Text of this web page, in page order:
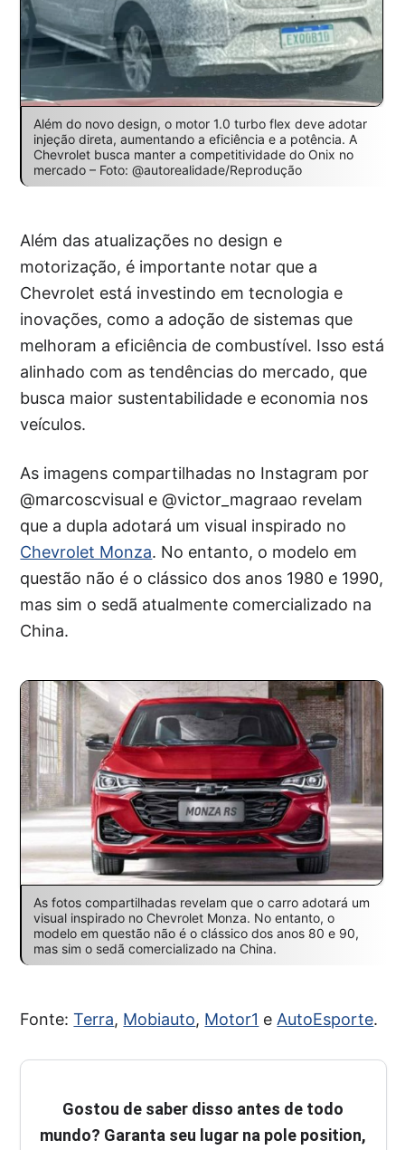
Além do novo design, o motor 1.0 turbo flex deve adotar
injeção direta, aumentando a eficiência e a potência. A
Chevrolet busca manter a competitividade do Onix no
mercado – Foto: @autorealidade/Reprodução
Além das atualizações no design e
motorização, é importante notar que a
Chevrolet está investindo em tecnologia e
inovações, como a adoção de sistemas que
melhoram a eficiência de combustível. Isso está
alinhado com as tendências do mercado, que
busca maior sustentabilidade e economia nos
veículos.
As imagens compartilhadas no Instagram por
@marcoscvisual e @victor_magraao revelam
que a dupla adotará um visual inspirado no
Chevrolet Monza. No entanto, o modelo em
questão não é o clássico dos anos 1980 e 1990,
mas sim o sedã atualmente comercializado na
China.
As fotos compartilhadas revelam que o carro adotará um
visual inspirado no Chevrolet Monza. No entanto, o
modelo em questão não é o clássico dos anos 80 e 90,
mas sim o sedã comercializado na China.
Fonte:Terra, Mobiauto, Motor1 e AutoEsporte.
Gostou de saber disso antes de todo
mundo? Garanta seu lugar na pole position,